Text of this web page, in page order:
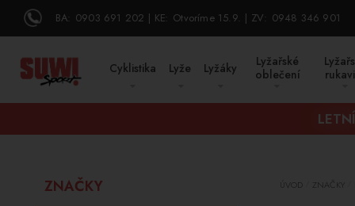
BA: 0903 691 202 KE: Otvoríme 15.9. ZV: 0948 346 901
Cyklistika Lyže Lyžáky
Lyžařské
oblečení
ÚVOD ZNAČKY
ZNAČKY